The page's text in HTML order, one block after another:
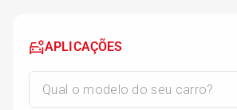
APLICAÇÕES